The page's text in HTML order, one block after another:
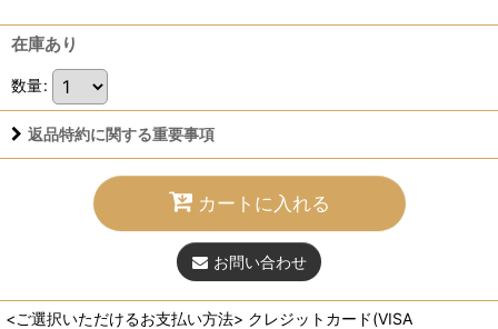
在庫あり
数量:
返品特約に関する重要事項
カートに入れる
お問い合わせ
<ご選択いただけるお支払い方法> クレジットカード(VISA